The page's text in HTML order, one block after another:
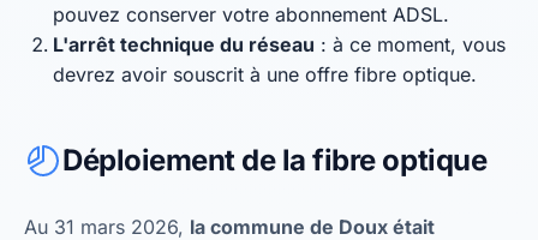
pouvez conserver votre abonnement ADSL.
L'arrêt technique du réseau : à ce moment, vous
devrez avoir souscrit à une offre fibre optique.
Déploiement de la fibre optique
Au 31 mars 2026, la commune de Doux était